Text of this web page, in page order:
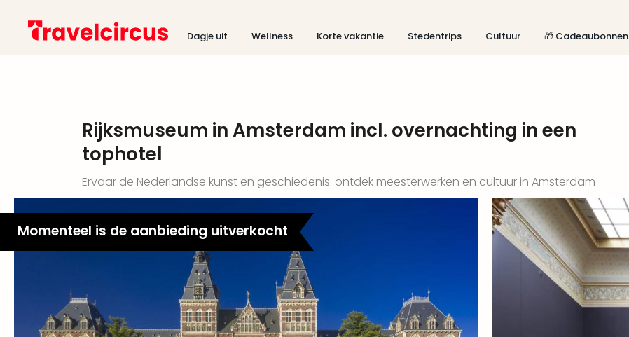
Dagje uit Wellness Korte vakantie Stedentrips Cultuur 🎁 Cadeaubonnen
Rijksmuseum in Amsterdam incl. overnachting in een
tophotel
Ervaar de Nederlandse kunst en geschiedenis: ontdek meesterwerken en cultuur in Amsterdam
Momenteel is de aanbieding uitverkocht